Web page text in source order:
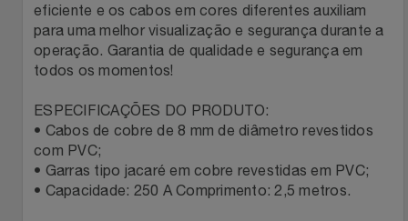
Notebooks E Tablet
Óculos
Papelaria
Netshoes
Oster
Perfumes & Cosméticos
eficiente e os cabos em cores diferentes auxiliam
para uma melhor visualização e segurança durante a
operação. Garantia de qualidade e segurança em
todos os momentos!
ESPECIFICAÇÕES DO PRODUTO:
• Cabos de cobre de 8 mm de diâmetro revestidos
com PVC;
• Garras tipo jacaré em cobre revestidas em PVC;
• Capacidade: 250 A Comprimento: 2,5 metros.